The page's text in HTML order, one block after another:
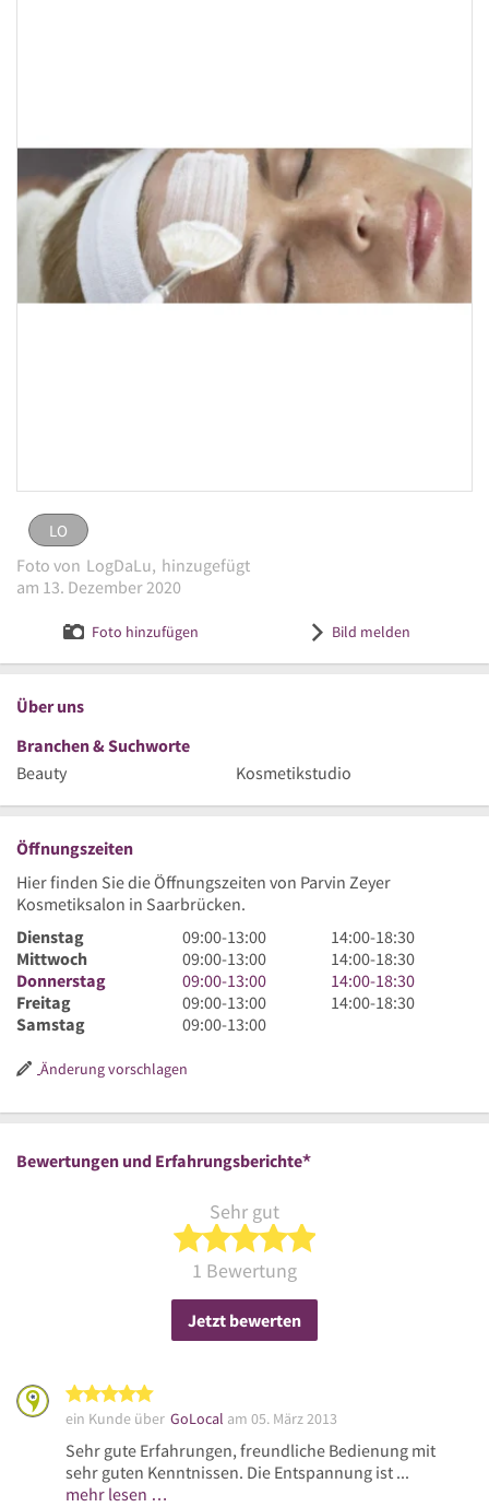
Logo Zeyer, Parvin
LO
eingestellt von
Bild melden
LO
Foto von LogDaLu, hinzugefügt
am 13. Dezember 2020
Foto hinzufügen Bild melden
Über uns
Branchen & Suchworte
Beauty
Kosmetikstudio
Öffnungszeiten
Hier finden Sie die Öffnungszeiten von Parvin Zeyer
Kosmetiksalon in Saarbrücken.
Dienstag
9
Uhr
bis
13
Uhr
09:00-13:00
14
Uhr
bis
18
14:00-18:30
Mittwoch
9
Uhr
bis
13
09:00-13:00
14
Uhr
bis
14:00-18:30
Donnerstag
9
Uhr
bis
Uhr
09:00-13:00
14
Uhr
14:00-18:30
Freitag
9
Uhr
13
09:00-13:00
14
30
14:00-18:30
Samstag
9
bis
Uhr
09:00-13:00
Änderung vorschlagen
Bewertungen und Erfahrungsberichte*
Sehr gut
5 von 5 Sternen
1 Bewertung
Jetzt bewerten
ein Kunde über GoLocal am 05. März 2013
Sehr gute Erfahrungen, freundliche Bedienung mit
sehr guten Kenntnissen. Die Entspannung ist ...
mehr lesen …